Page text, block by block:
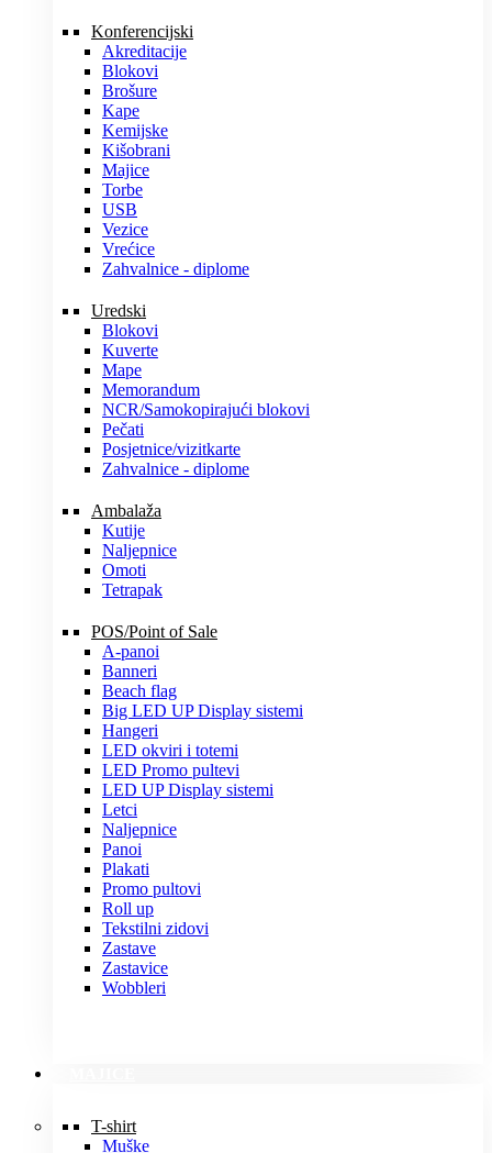
Konferencijski
Akreditacije
Blokovi
Brošure
Kape
Kemijske
Kišobrani
Majice
Torbe
USB
Vezice
Vrećice
Zahvalnice - diplome
Uredski
Blokovi
Kuverte
Mape
Memorandum
NCR/Samokopirajući blokovi
Pečati
Posjetnice/vizitkarte
Zahvalnice - diplome
Ambalaža
Kutije
Naljepnice
Omoti
Tetrapak
POS/Point of Sale
A-panoi
Banneri
Beach flag
Big LED UP Display sistemi
Hangeri
LED okviri i totemi
LED Promo pultevi
LED UP Display sistemi
Letci
Naljepnice
Panoi
Plakati
Promo pultovi
Roll up
Tekstilni zidovi
Zastave
Zastavice
Wobbleri
T-shirt
Muške